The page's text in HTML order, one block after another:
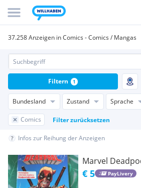
37.258 Anzeigen in Comics - Comics / Mangas
Bundesland Zustand Sprache
Comics Filter zurücksetzen
Filtern 1
Infos zur Reihung der Anzeigen
Marvel
€ 5 PayLivery